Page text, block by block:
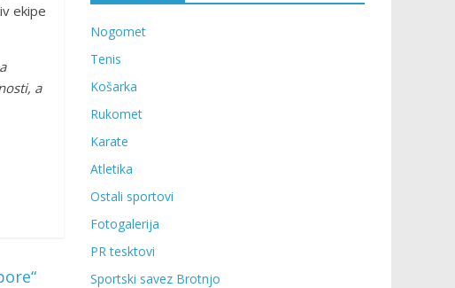
ekipe
a
Nogomet
Tenis
Košarka
Rukomet
Karate
Atletika
Ostali sportovi
Fotogalerija
PR tesktovi
Sportski savez Brotnjo